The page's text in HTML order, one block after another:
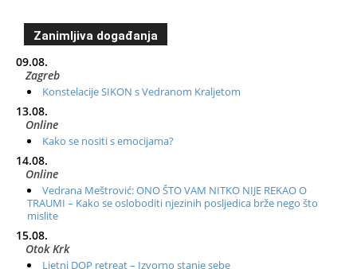
Zanimljiva događanja
09.08.
Zagreb
Konstelacije SIKON s Vedranom Kraljetom
13.08.
Online
Kako se nositi s emocijama?
14.08.
Online
Vedrana Meštrović: ONO ŠTO VAM NITKO NIJE REKAO O
TRAUMI – Kako se osloboditi njezinih posljedica brže nego što
mislite
15.08.
Otok Krk
Ljetni DOP retreat – Izvorno stanje sebe